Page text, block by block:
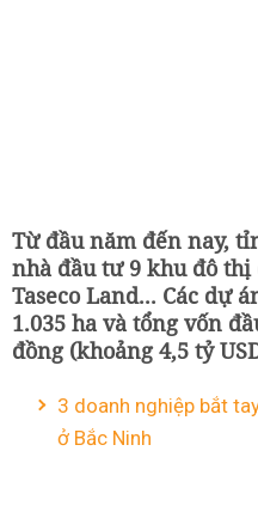
Từ đầu năm đến nay,
nhà đầu tư 9 khu đô thị
Taseco Land... Các dự
1.035 ha và tổng vốn
đồng (khoảng 4,5 tỷ
3 doanh nghiệp bắt
ở Bắc Ninh